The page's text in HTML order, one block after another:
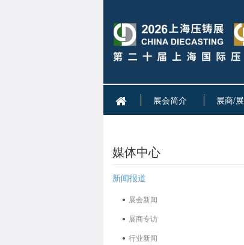
展会简介 展商/
媒体中心
新闻报道
展会新闻
展商专访
行业新闻